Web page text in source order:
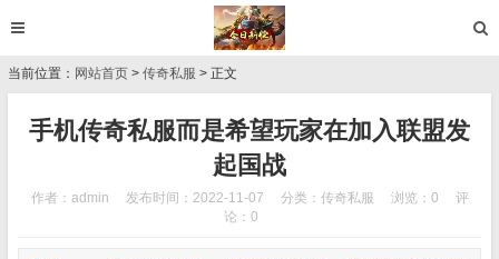
当前位置： 网站首页 > 传奇私服 > 正文
手机传奇私服而是希望玩家在加入联盟发
起国战
作者：admin 发布时间：2022-11-07 分类： 传奇私服 浏览：0
评
论：0